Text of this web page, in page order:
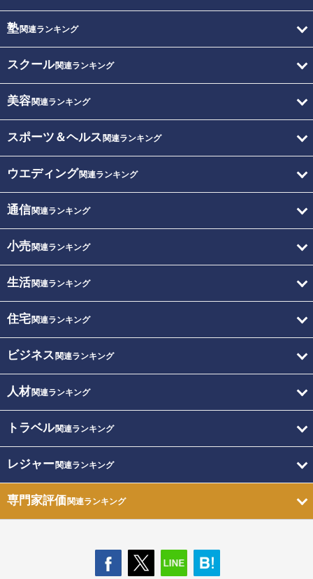
塾関連ランキング
スクール関連ランキング
美容関連ランキング
スポーツ＆ヘルス 関連ランキング
ウエディング関連ランキング
通信関連ランキング
小売関連ランキング
生活関連ランキング
住宅関連ランキング
ビジネス 関連ランキング
人材関連ランキング
トラベル関連ランキング
レジャー関連ランキング
専門家評価関連ランキング